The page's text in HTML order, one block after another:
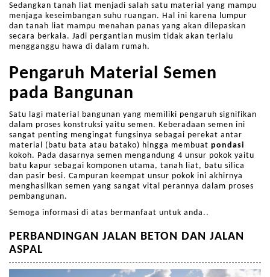
Sedangkan tanah liat menjadi salah satu material yang mampu
menjaga keseimbangan suhu ruangan. Hal ini karena lumpur
dan tanah liat mampu menahan panas yang akan dilepaskan
secara berkala. Jadi pergantian musim tidak akan terlalu
mengganggu hawa di dalam rumah.
Pengaruh Material Semen
pada Bangunan
Satu lagi material bangunan yang memiliki pengaruh signifikan
dalam proses konstruksi yaitu semen. Keberadaan semen ini
sangat penting mengingat fungsinya sebagai perekat antar
material (batu bata atau batako) hingga membuat pondasi
kokoh. Pada dasarnya semen mengandung 4 unsur pokok yaitu
batu kapur sebagai komponen utama, tanah liat, batu silica
dan pasir besi. Campuran keempat unsur pokok ini akhirnya
menghasilkan semen yang sangat vital perannya dalam proses
pembangunan.
Semoga informasi di atas bermanfaat untuk anda..
PERBANDINGAN JALAN BETON DAN JALAN
ASPAL